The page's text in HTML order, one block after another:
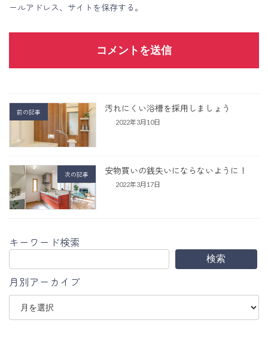
ールアドレス、サイトを保存する。
前の記事 汚れにくい浴槽を採用しましょう
2022年3月10日
次の記事 安物買いの銭失いにならないように！
2022年3月17日
キーワード検索
検索
月別アーカイブ
ア
カ